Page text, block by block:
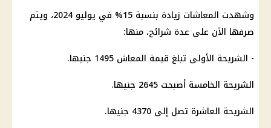
وشهدت المعاشات زيادة بنسبة 15% في يوليو 2024، ويتم
صرفها الآن على عدة شرائح، منها:
- الشريحة الأولى تبلغ قيمة المعاش 1495 جنيها.
الشريحة الخامسة أصبحت 2645 جنيها.
الشريحة العاشرة تصل إلى 4370 جنيها.